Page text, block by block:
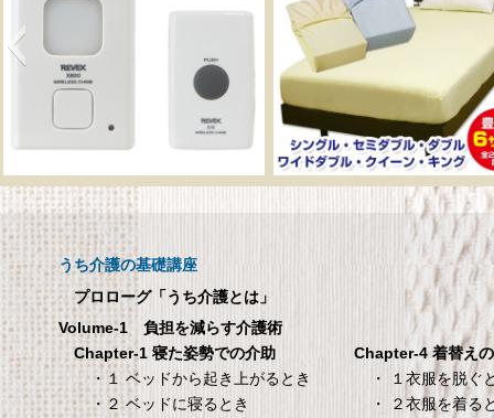
呼び出しチャイムセット
X810
呼び出しチャイムセット X810
メーカー直販 ベッ
ックスシーツ 防水
ツ 【介護シーツ･ベ
用防水シーツ】シ
100×200×30cm ク
メーカー直販 ベッド用ボ
シーツ 防水シーツ 【介護
ベッド用防水シーツ】シ
100×200×30cm クリー
うち介護の基礎講座
プロローグ「うち介護とは」
Volume-1 負担を減らす介護術
Chapter-1 寝た姿勢での介助
・１ ベッドから起き上がるとき
・２ ベッドに寝るとき
Chapter-4 着替え
・ １衣服を脱ぐ
・ ２衣服を着る